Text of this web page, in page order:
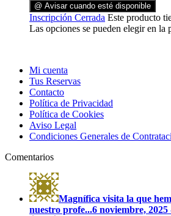
@ Avisar cuando esté disponible
Inscripción Cerrada Este producto
Las opciones se pueden elegir en la
Mi cuenta
Tus Reservas
Contacto
Política de Privacidad
Política de Cookies
Aviso Legal
Condiciones Generales de
Comentarios
Magnífica visita la que
nuestro profe...6 noviembre,